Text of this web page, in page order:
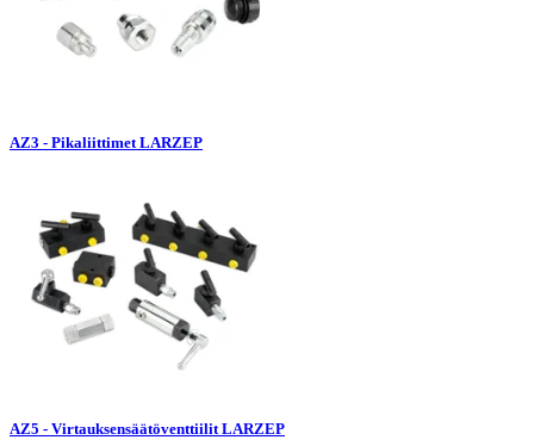
AZ3 - Pikaliittimet LARZEP
AZ5 - Virtauksensäätöventtiilit LARZEP